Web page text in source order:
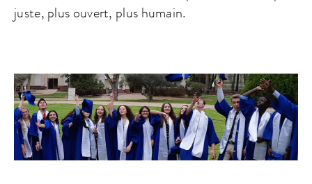
juste, plus ouvert, plus humain.